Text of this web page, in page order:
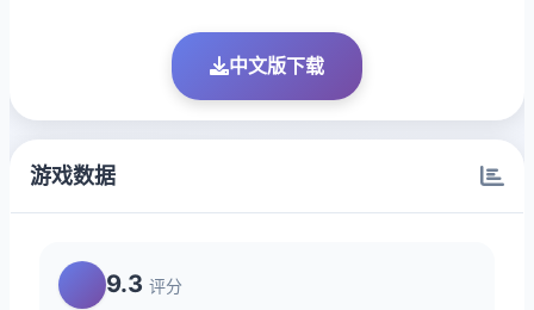
中文版下载
游戏数据
9.3 评分